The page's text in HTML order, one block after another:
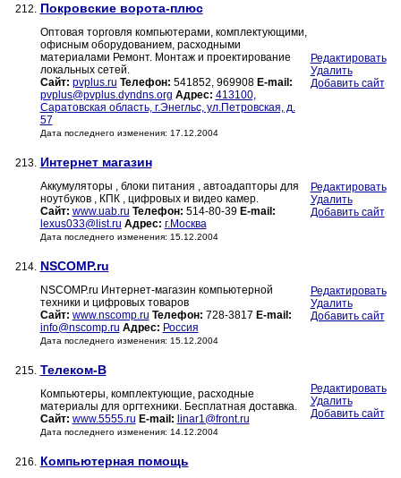
212. Покровские ворота-плюс
Оптовая торговля компьютерами, комплектующими,
офисным оборудованием, расходными
материалами Ремонт. Монтаж и проектирование
локальных сетей.
Сайт: pvplus.ru Телефон: 541852, 969908 E-mail:
pvplus@pvplus.dyndns.org Адрес: 413100,
Саратовская область, г.Энегльс, ул.Петровская, д.
57
Дата последнего изменения: 17.12.2004
Редактировать
Удалить
Добавить сайт
213. Интернет магазин
Аккумуляторы , блоки питания , автоадапторы для
ноутбуков , КПК , цифровых и видео камер.
Сайт: www.uab.ru Телефон: 514-80-39 E-mail:
lexus033@list.ru Адрес: г.Москва
Дата последнего изменения: 15.12.2004
Редактировать
Удалить
Добавить сайт
214. NSCOMP.ru
NSCOMP.ru Интернет-магазин компьютерной
техники и цифровых товаров
Сайт: www.nscomp.ru Телефон: 728-3817 E-mail:
info@nscomp.ru Адрес: Россия
Дата последнего изменения: 15.12.2004
Редактировать
Удалить
Добавить сайт
215. Телеком-В
Компьютеры, комплектующие, расходные
материалы для оргтехники. Бесплатная доставка.
Сайт: www.5555.ru E-mail: linar1@front.ru
Дата последнего изменения: 14.12.2004
Редактировать
Удалить
Добавить сайт
216. Компьютерная помощь